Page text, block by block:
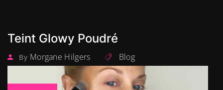
Teint Glowy Poudré
By Morgane Hilgers Blog